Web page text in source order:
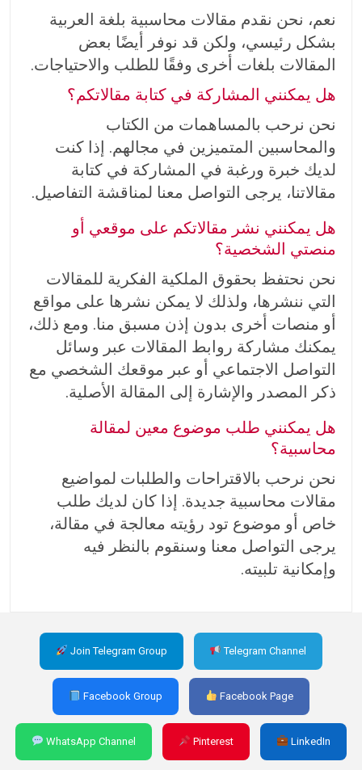
نعم، نحن نقدم مقالات محاسبية بلغة العربية
بشكل رئيسي، ولكن قد نوفر أيضًا بعض
المقالات بلغات أخرى وفقًا للطلب والاحتياجات.
هل يمكنني المشاركة في كتابة مقالاتكم؟
نحن نرحب بالمساهمات من الكتاب
والمحاسبين المتميزين في مجالهم. إذا كنت
لديك خبرة ورغبة في المشاركة في كتابة
مقالاتنا، يرجى التواصل معنا لمناقشة التفاصيل.
هل يمكنني نشر مقالاتكم على موقعي أو
منصتي الشخصية؟
نحن نحتفظ بحقوق الملكية الفكرية للمقالات
التي ننشرها، ولذلك لا يمكن نشرها على مواقع
أو منصات أخرى بدون إذن مسبق منا. ومع ذلك،
يمكنك مشاركة روابط المقالات عبر وسائل
التواصل الاجتماعي أو عبر موقعك الشخصي مع
ذكر المصدر والإشارة إلى المقالة الأصلية.
هل يمكنني طلب موضوع معين لمقالة
محاسبية؟
نحن نرحب بالاقتراحات والطلبات لمواضيع
مقالات محاسبية جديدة. إذا كان لديك طلب
خاص أو موضوع تود رؤيته معالجة في مقالة،
يرجى التواصل معنا وسنقوم بالنظر فيه
وإمكانية تلبيته.
Join Telegram Group Telegram Channel
Facebook Group Facebook Page
WhatsApp Channel Pinterest LinkedIn